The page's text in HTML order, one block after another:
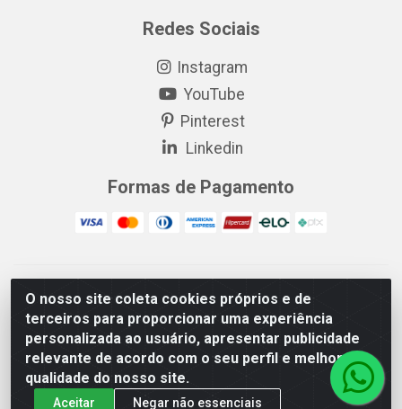
O nosso site coleta cookies próprios e de
terceiros para proporcionar uma experiência
personalizada ao usuário, apresentar publicidade
relevante de acordo com o seu perfil e melhorar a
qualidade do nosso site.
Aceitar Negar não essenciais
Redes Sociais
Instagram
YouTube
Pinterest
Linkedin
Formas de Pagamento
EP Elétrica LTDA - 18.621.731/0005-43 - Itabaiana/SE - CEP:
49511-899
EP Elétrica LTDA - 48.594.570/0001-83 - Itabaiana/SE - CEP:
49511-899